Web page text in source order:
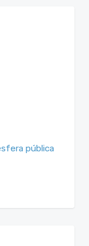
pública